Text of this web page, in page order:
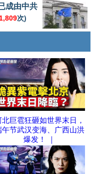
成由中共
1,809次)
北巨雹狂砸如世界末日，
午节武汉变海、广西山洪
爆发！ ｜